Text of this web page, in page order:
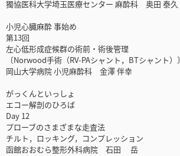
獨協医科大学埼玉医療センター 麻酔科 奥田 泰久
小児心臓麻酔 事始め
第13回
左心低形成症候群の術前・術後管理
〔Norwood手術（RV-PAシャント，BTシャント）〕
岡山大学病院 小児麻酔科 金澤 伴幸
がっくんといっしょ
エコー解剖のひろば
Day 12
プローブのさまざまな走査法
チルト，ロッキング，コンプレッション
函館おおむら整形外科病院 石田 岳